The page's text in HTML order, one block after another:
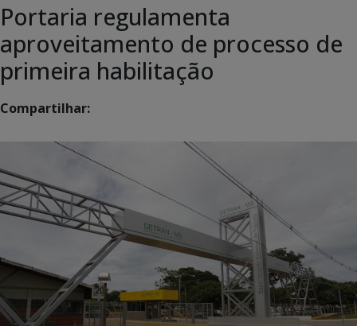
Portaria regulamenta
aproveitamento de processo de
primeira habilitação
Compartilhar: